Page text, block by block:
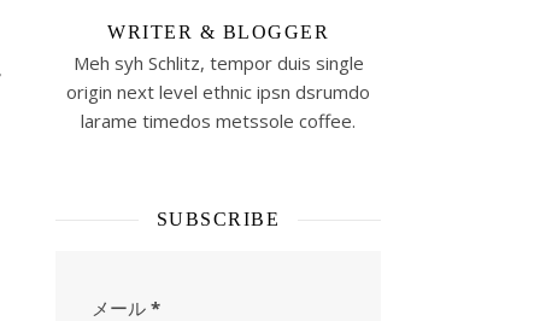
WRITER & BLOGGER
Meh syh Schlitz, tempor duis single
origin next level ethnic ipsn dsrumdo
larame timedos metssole coffee.
SUBSCRIBE
メール *